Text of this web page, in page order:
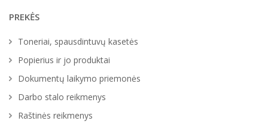
PREKĖS
Toneriai, spausdintuvų kasetės
Popierius ir jo produktai
Dokumentų laikymo priemonės
Darbo stalo reikmenys
Raštinės reikmenys